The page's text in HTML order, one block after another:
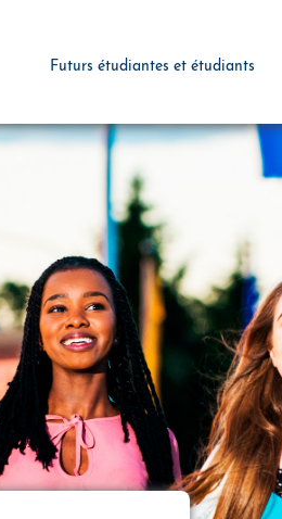
Futurs étudiantes et étudiants